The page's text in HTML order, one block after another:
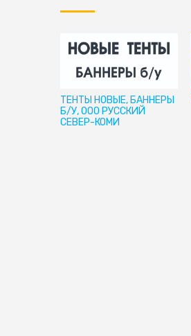
ТЕНТЫ НОВЫЕ, БАННЕРЫ
Б/У, ООО РУССКИЙ
СЕВЕР-КОМИ